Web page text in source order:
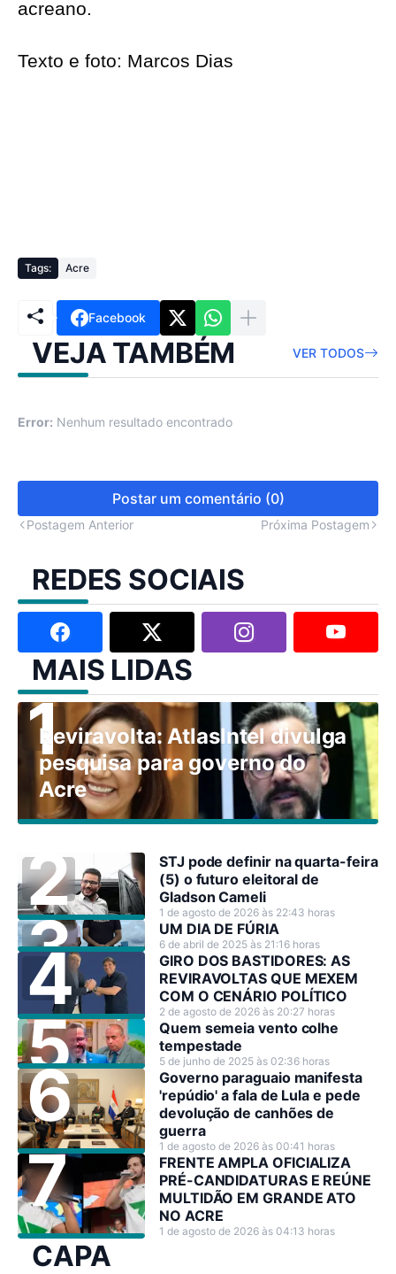
acreano.
Texto e foto: Marcos Dias
Tags: Acre
Facebook
VEJA TAMBÉM VER TODOS
Error: Nenhum resultado encontrado
Postar um comentário (0)
Postagem Anterior Próxima Postagem
REDES SOCIAIS
MAIS LIDAS
Reviravolta: AtlasIntel divulga
pesquisa para governo do
Acre
STJ pode definir na quarta-feira
(5) o futuro eleitoral de
Gladson Cameli
1 de agosto de 2026 às 22:43 horas
UM DIA DE FÚRIA
6 de abril de 2025 às 21:16 horas
GIRO DOS BASTIDORES: AS
REVIRAVOLTAS QUE MEXEM
COM O CENÁRIO POLÍTICO
2 de agosto de 2026 às 20:27 horas
Quem semeia vento colhe
tempestade
5 de junho de 2025 às 02:36 horas
Governo paraguaio manifesta
'repúdio' a fala de Lula e pede
devolução de canhões de
guerra
1 de agosto de 2026 às 00:41 horas
FRENTE AMPLA OFICIALIZA
PRÉ-CANDIDATURAS E REÚNE
MULTIDÃO EM GRANDE ATO
NO ACRE
1 de agosto de 2026 às 04:13 horas
CAPA